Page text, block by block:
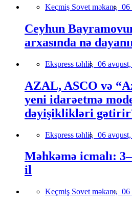
Keçmiş Sovet məkanı, 06
Ceyhun
arxasında nə
Ekspress təhlil, 06
AZAL, ASCO və
yeni idarəetmə
dəyişiklikləri
Ekspress təhlil, 06
Məhkəmə icmalı:
il
Keçmiş Sovet məkanı, 06